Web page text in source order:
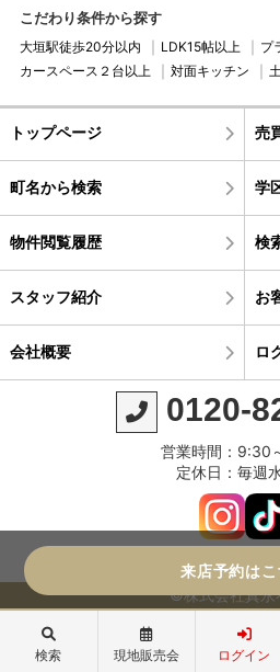
こだわり条件から探す
大垣駅徒歩20分以内 LDK15帖以上
プ
カースペース２台以上
対面キッチン
トップページ 売
町名から検索 学
物件閲覧履歴 検
スタッフ紹介 お
会社概要 ロ
0120-
営業時間：9:30
定休日：毎週
©株式会社真永
来店予約はこ
検索 現地販売会 ログイン